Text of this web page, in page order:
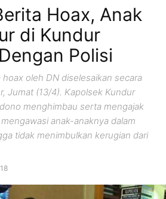
Hoax, Anak
di Kundur
Polisi
oleh DN diselesaikan secara
Jumat (13/4). Kapolsek Kundur
menghimbau serta mengajak
anak-anaknya dalam
tidak menimbulkan kerugian dari